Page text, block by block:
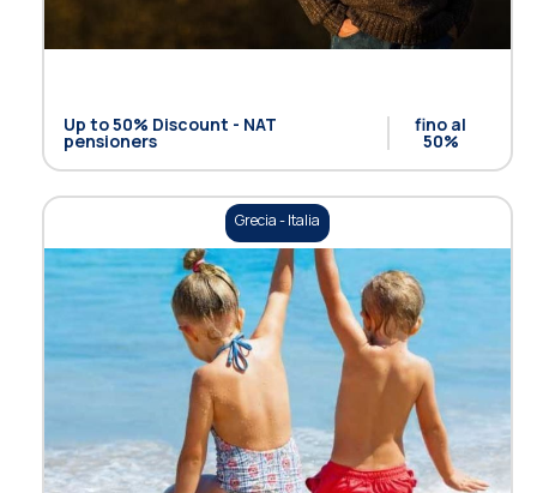
Up to 50% Discount - NAT
pensioners
fino al
50%
Grecia - Italia